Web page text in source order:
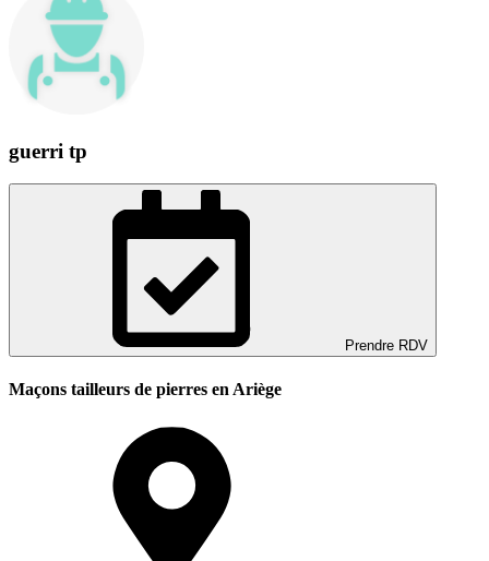
guerri tp
Prendre RDV
Maçons tailleurs de pierres en Ariège